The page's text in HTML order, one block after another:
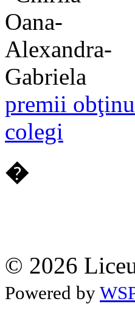
premii
colegi
�
© 2026
Powered by